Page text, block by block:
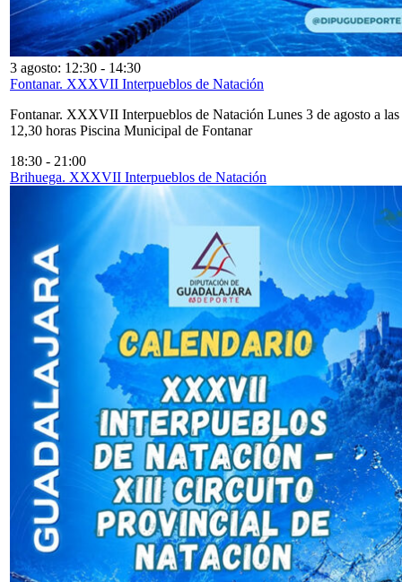
3 agosto: 12:30 - 14:30
Fontanar. XXXVII Interpueblos de Natación
Fontanar. XXXVII Interpueblos de Natación Lunes 3 de agosto a las
12,30 horas Piscina Municipal de Fontanar
18:30 - 21:00
Brihuega. XXXVII Interpueblos de Natación